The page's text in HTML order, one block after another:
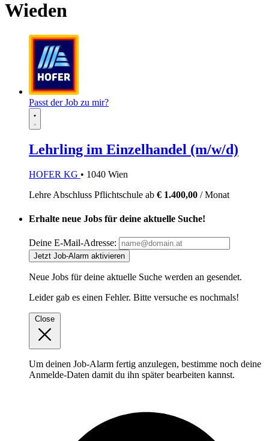
Wieden
Passt der Job zu mir?
Lehrling im Einzelhandel (m/w/d)
HOFER KG • 1040 Wien
LehreAbschluss Pflichtschule ab € 1.400,00 / Monat
Erhalte neue Jobs für deine aktuelle Suche!
Deine E-Mail-Adresse:
Jetzt Job-Alarm aktivieren
Neue Jobs für deine aktuelle Suche werden an gesendet.
Leider gab es einen Fehler. Bitte versuche es nochmals!
Close
Um deinen Job-Alarm fertig anzulegen, bestimme noch deine
Anmelde-Daten damit du ihn später bearbeiten kannst.